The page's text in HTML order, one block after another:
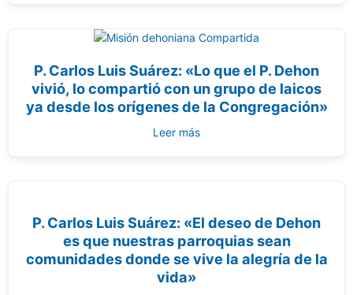
P. Carlos Luis Suárez: «Lo que el P. Dehon
vivió, lo compartió con un grupo de laicos
ya desde los orígenes de la Congregación»
Leer más
P. Carlos Luis Suárez: «El deseo de Dehon
es que nuestras parroquias sean
comunidades donde se vive la alegría de la
vida»